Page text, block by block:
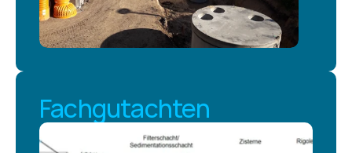
Fachgutachten